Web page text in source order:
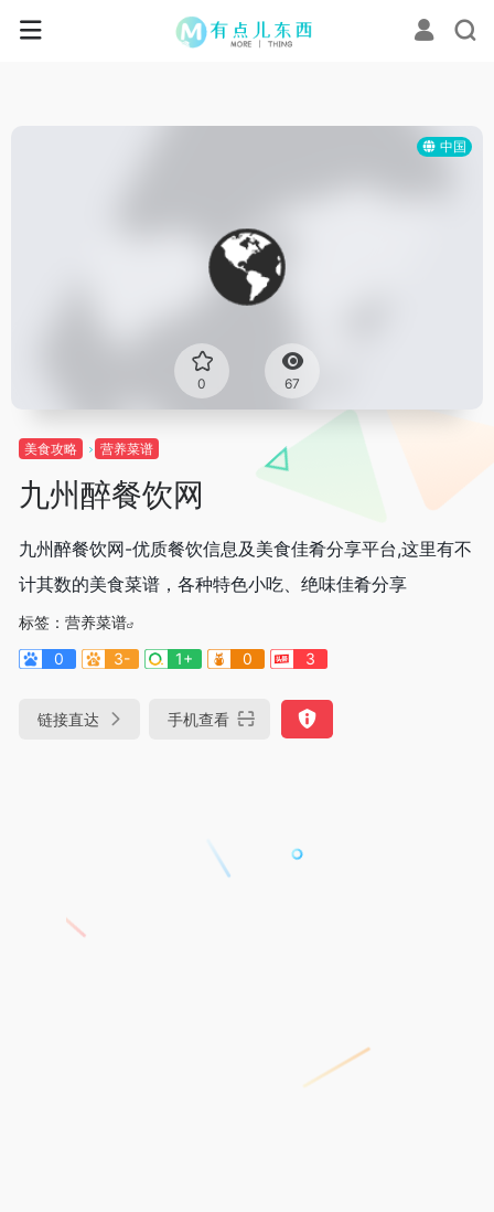
中国
0 67
美食攻略 营养菜谱
九州醉餐饮网
九州醉餐饮网-优质餐饮信息及美食佳肴分享平台,这里有不
计其数的美食菜谱，各种特色小吃、绝味佳肴分享
标签： 营养菜谱
0
3- 1+ 0 3
链接直达 手机查看